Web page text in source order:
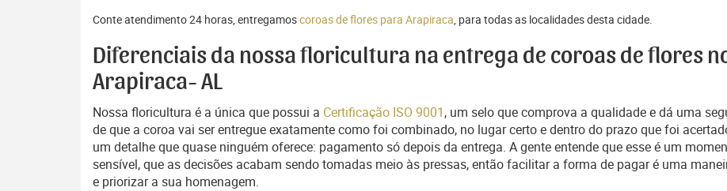
Conte atendimento 24 horas, entregamoscoroas de flores para Arapiraca, para todas as localidades desta cidade.
Diferenciais da nossa floricultura na entrega de coroas de flores
Arapiraca- AL
Nossa floricultura é a única que possui a Certificação ISO 9001, um selo que comprova a qualidade e dá uma
de que a coroa vai ser entregue exatamente como foi combinado, no lugar certo e dentro do prazo que foi
um detalhe que quase ninguém oferece: pagamento só depois da entrega. A gente entende que esse é um
sensível, que as decisões acabam sendo tomadas meio às pressas, então facilitar a forma de pagar é uma
e priorizar a sua homenagem.